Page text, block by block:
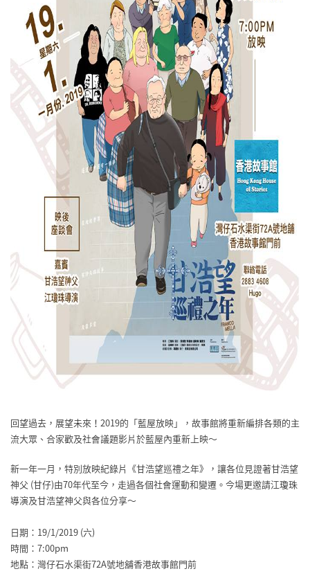
回望過去，展望未來！2019的「藍屋放映」，故事館將重新編排各類的主
流大眾、合家歡及社會議題影片於藍屋內重新上映～
新一年一月，特別放映紀錄片《甘浩望巡禮之年》，讓各位見證著甘浩望
神父 (甘仔)由70年代至今，走過各個社會運動和變遷。今場更邀請江瓊珠
導演及甘浩望神父與各位分享～
日期：19/1/2019 (六)
時間：7:00pm
地點：灣仔石水渠街72A號地舖香港故事館門前